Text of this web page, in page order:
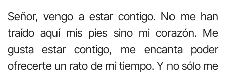
Señor, vengo a estar contigo. No me han
traído aquí mis pies sino mi corazón. Me
gusta estar contigo, me encanta poder
ofrecerte un rato de mi tiempo. Y no sólo me